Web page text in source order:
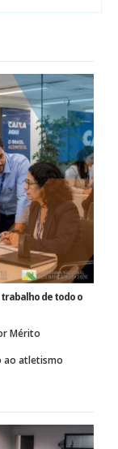
de todo o
Mérito
ao atletismo